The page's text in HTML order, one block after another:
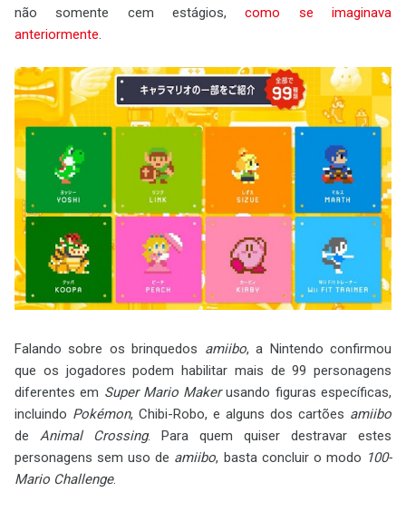
não somente cem estágios,como se imaginava
anteriormente.
Falando sobre os brinquedos amiibo, a Nintendo confirmou
que os jogadores podem habilitar mais de 99 personagens
diferentes em Super Mario Makerusando figuras específicas,
incluindo Pokémon, Chibi-Robo, e alguns dos cartões amiibo
de Animal Crossing. Para quem quiser destravar estes
personagens sem uso de amiibo, basta concluir o modo 100-
Mario Challenge.